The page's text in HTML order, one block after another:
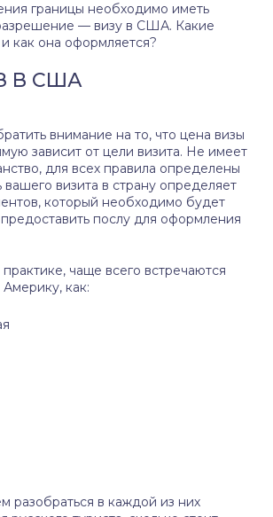
границы необходимо иметь
— визу в США. Какие
как она оформляется?
В США
внимание на то, что цена визы
зависит от цели визита. Не имеет
для всех правила определены
визита в страну определяет
который необходимо будет
послу для оформления
чаще всего встречаются
как:
разобраться в каждой из них